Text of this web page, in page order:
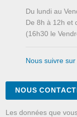
Du lundi au
De 8h à 12h et
(16h30 le
Nous suivre
NOUS
Les données que